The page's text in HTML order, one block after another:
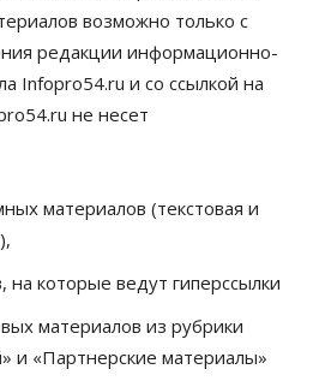
возможно только с
редакции информационно-
Infopro54.ru и со ссылкой на
не несет
материалов (текстовая и
на которые ведут гиперссылки
материалов из рубрики
и «Партнерские материалы»